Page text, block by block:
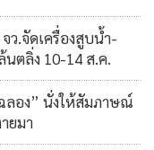
ว.จัดเครื่องสูบน้ำ-
นตลิ่ง 10-14 ส.ค.
ลอง” นั่งให้สัมภาษณ์
ยมา